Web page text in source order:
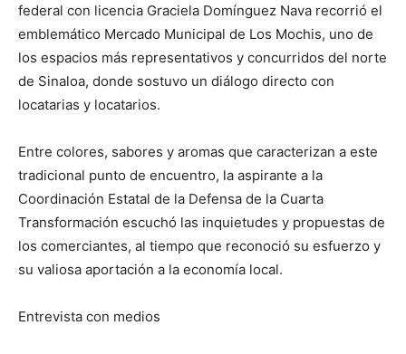
federal con licencia Graciela Domínguez Nava recorrió el
emblemático Mercado Municipal de Los Mochis, uno de
los espacios más representativos y concurridos del norte
de Sinaloa, donde sostuvo un diálogo directo con
locatarias y locatarios.
Entre colores, sabores y aromas que caracterizan a este
tradicional punto de encuentro, la aspirante a la
Coordinación Estatal de la Defensa de la Cuarta
Transformación escuchó las inquietudes y propuestas de
los comerciantes, al tiempo que reconoció su esfuerzo y
su valiosa aportación a la economía local.
Entrevista con medios